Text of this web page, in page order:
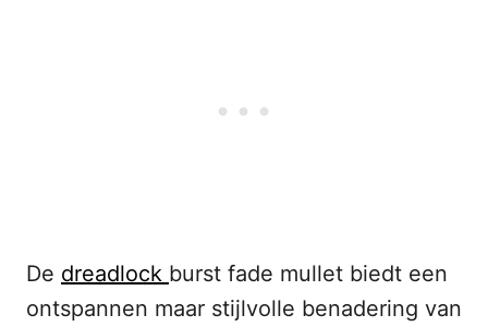
De dreadlock burst fade mullet biedt een
ontspannen maar stijlvolle benadering van